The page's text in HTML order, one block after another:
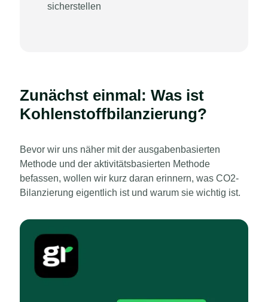
sicherstellen
Zunächst einmal: Was ist
Kohlenstoffbilanzierung?
Bevor wir uns näher mit der ausgabenbasierten
Methode und der aktivitätsbasierten Methode
befassen, wollen wir kurz daran erinnern, was CO2-
Bilanzierung eigentlich ist und warum sie wichtig ist.